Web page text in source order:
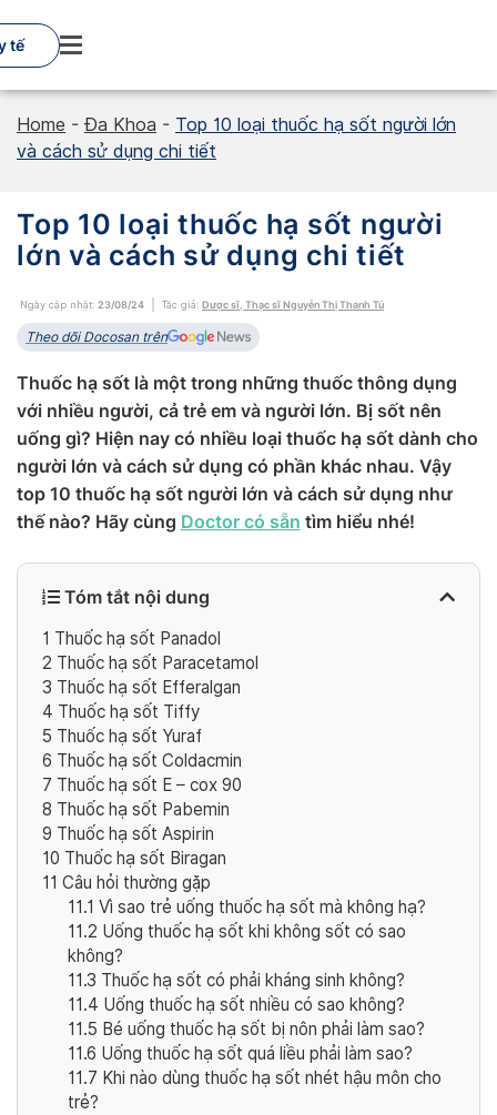
to
content
tế
Home - Đa Khoa - Top 10 loại thuốc hạ sốt người lớn
và cách sử dụng chi tiết
Top 10 loại thuốc hạ sốt người
lớn và cách sử dụng chi tiết
Ngày cập nhật: 23/08/24 Tác giả: Dược sĩ, Thạc sĩ Nguyễn Thị Thanh Tú
Theo dõi Docosan trên
Thuốc hạ sốt là một trong những thuốc thông dụng
với nhiều người, cả trẻ em và người lớn. Bị sốt nên
uống gì? Hiện nay có nhiều loại thuốc hạ sốt dành cho
người lớn và cách sử dụng có phần khác nhau. Vậy
top 10 thuốc hạ sốt người lớn và cách sử dụng như
thế nào? Hãy cùng Doctor có sẵn tìm hiểu nhé!
Tóm tắt nội dung
1 Thuốc hạ sốt Panadol
2 Thuốc hạ sốt Paracetamol
3 Thuốc hạ sốt Efferalgan
4 Thuốc hạ sốt Tiffy
5 Thuốc hạ sốt Yuraf
6 Thuốc hạ sốt Coldacmin
7 Thuốc hạ sốt E – cox 90
8 Thuốc hạ sốt Pabemin
9 Thuốc hạ sốt Aspirin
10 Thuốc hạ sốt Biragan
11 Câu hỏi thường gặp
11.1 Vì sao trẻ uống thuốc hạ sốt mà không hạ?
11.2 Uống thuốc hạ sốt khi không sốt có sao
không?
11.3 Thuốc hạ sốt có phải kháng sinh không?
11.4 Uống thuốc hạ sốt nhiều có sao không?
11.5 Bé uống thuốc hạ sốt bị nôn phải làm sao?
11.6 Uống thuốc hạ sốt quá liều phải làm sao?
11.7 Khi nào dùng thuốc hạ sốt nhét hậu môn cho
trẻ?